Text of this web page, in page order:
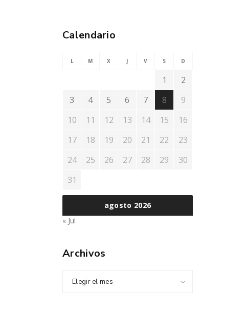
Calendario
agosto 2026
L M X J V S D
1
2
3
4 5 6 7 8
9
10
11 12 13 14 15
16
17
18 19 20 21 22
23
24
25 26 27 28 29
30
31
« Jul
Archivos
Elegir el mes